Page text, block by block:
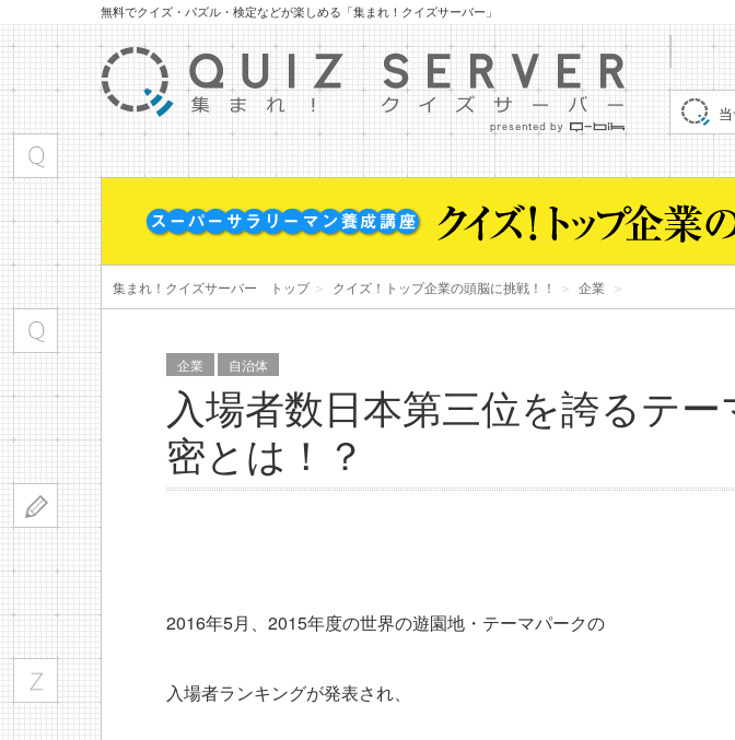
無料でクイズ・パズル・検定などが楽しめる「集まれ！クイズサーバー」
集まれ！クイズサーバー トップ＞ クイズ！トップ企業の頭脳に挑戦！！ ＞ 企業 ＞
企業 自治体
入場者数日本第三位を誇るテ
密とは！？
2016年5月、2015年度の世界の遊園地・テーマパークの
入場者ランキングが発表され、